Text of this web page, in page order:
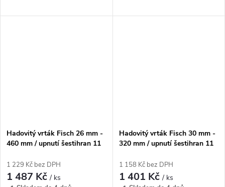
Hadovitý vrták Fisch 26 mm -
460 mm / upnutí šestihran 11
1 229 Kč bez DPH
1 487 Kč/ ks
Hadovitý vrták Fisch 30 mm -
320 mm / upnutí šestihran 11
1 158 Kč bez DPH
1 401 Kč/ ks